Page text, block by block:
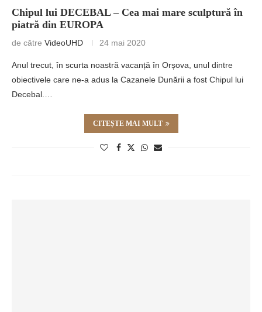
Chipul lui DECEBAL – Cea mai mare sculptură în
piatră din EUROPA
de către VideoUHD 24 mai 2020
Anul trecut, în scurta noastră vacanță în Orșova, unul dintre
obiectivele care ne-a adus la Cazanele Dunării a fost Chipul lui
Decebal.…
CITEȘTE MAI MULT